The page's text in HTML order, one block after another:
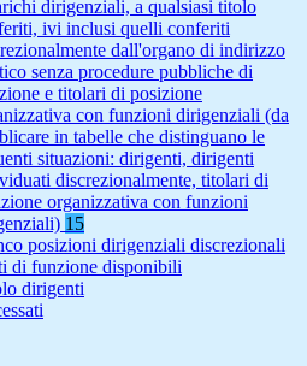
dirigenziali, a qualsiasi titolo
ivi inclusi quelli conferiti
dall'organo di indirizzo
senza procedure pubbliche di
e titolari di posizione
con funzioni dirigenziali (da
in tabelle che distinguano le
situazioni: dirigenti, dirigenti
discrezionalmente, titolari di
organizzativa con funzioni
15
posizioni dirigenziali discrezionali
di funzione disponibili
dirigenti